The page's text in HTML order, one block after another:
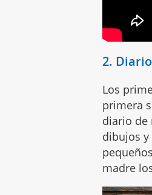
2.
Los
primera
diario de
dibujos y
pequeños
madre